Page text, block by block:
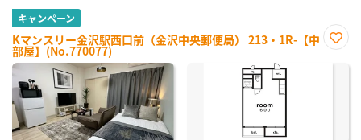
キャンペーン
Kマンスリー金沢駅西口前（金沢中央郵便局） 213・1R-【中
部屋】(No.770077)
に入